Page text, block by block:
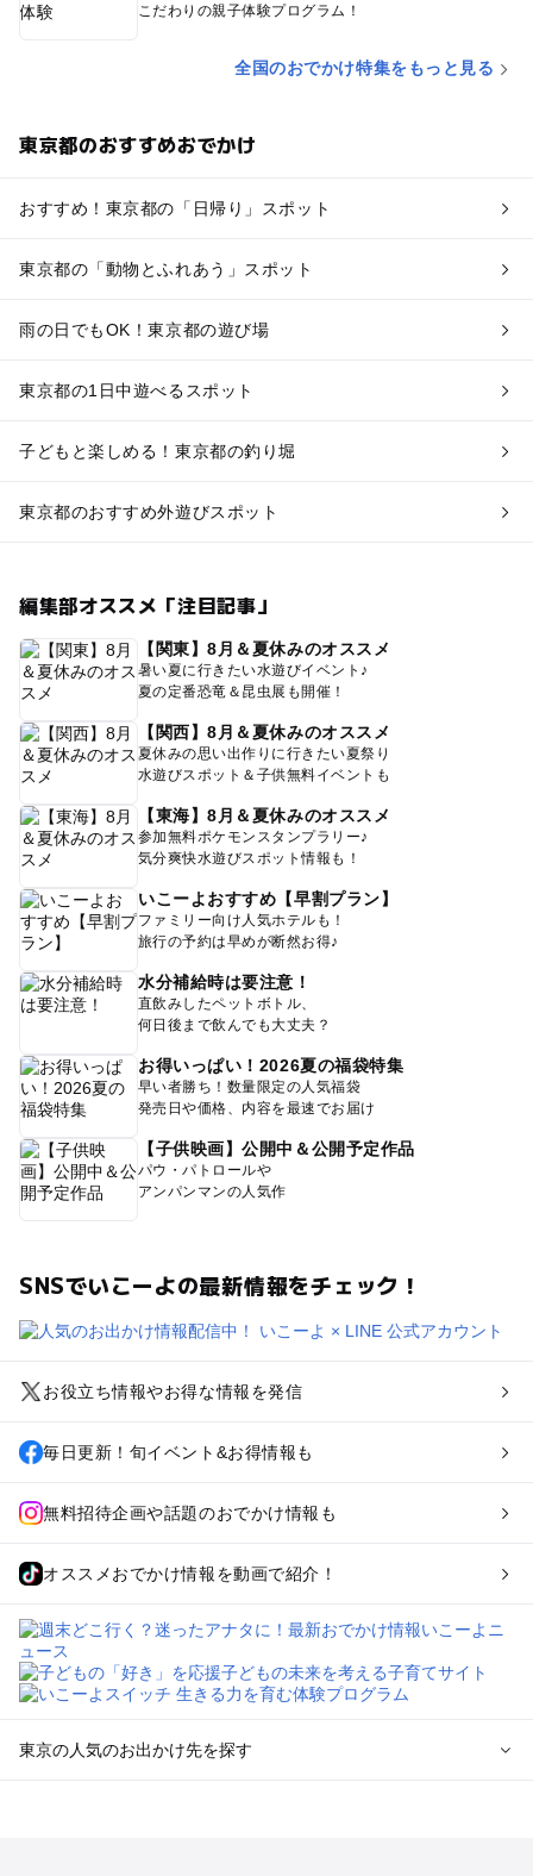
こだわりの親子体験プログラム！
全国のおでかけ特集をもっと見る
東京都のおすすめおでかけ
おすすめ！東京都の「日帰り」スポット
東京都の「動物とふれあう」スポット
雨の日でもOK！東京都の遊び場
東京都の1日中遊べるスポット
子どもと楽しめる！東京都の釣り堀
東京都のおすすめ外遊びスポット
編集部オススメ「注目記事」
【関東】8月＆夏休みのオススメ
暑い夏に行きたい水遊びイベント♪
夏の定番恐竜＆昆虫展も開催！
【関西】8月＆夏休みのオススメ
夏休みの思い出作りに行きたい夏祭り
水遊びスポット＆子供無料イベントも
【東海】8月＆夏休みのオススメ
参加無料ポケモンスタンプラリー♪
気分爽快水遊びスポット情報も！
いこーよおすすめ【早割プラン】
ファミリー向け人気ホテルも！
旅行の予約は早めが断然お得♪
水分補給時は要注意！
直飲みしたペットボトル、
何日後まで飲んでも大丈夫？
お得いっぱい！2026夏の福袋特集
早い者勝ち！数量限定の人気福袋
発売日や価格、内容を最速でお届け
【子供映画】公開中＆公開予定作品
パウ・パトロールや
アンパンマンの人気作
SNSでいこーよの最新情報をチェック！
お役立ち情報やお得な情報を発信
毎日更新！旬イベント&お得情報も
無料招待企画や話題のおでかけ情報も
オススメおでかけ情報を動画で紹介！
東京の人気のお出かけ先を探す